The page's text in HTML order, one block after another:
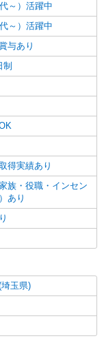
～）活躍中
～）活躍中
与あり
制
得実績あり
族・役職・インセン
あり
埼玉県)